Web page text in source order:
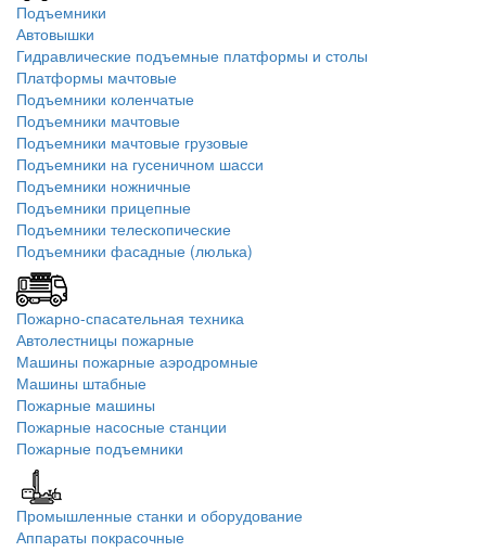
Подъемники
Автовышки
Гидравлические подъемные платформы и столы
Платформы мачтовые
Подъемники коленчатые
Подъемники мачтовые
Подъемники мачтовые грузовые
Подъемники на гусеничном шасси
Подъемники ножничные
Подъемники прицепные
Подъемники телескопические
Подъемники фасадные (люлька)
Пожарно-спасательная техника
Автолестницы пожарные
Машины пожарные аэродромные
Машины штабные
Пожарные машины
Пожарные насосные станции
Пожарные подъемники
Промышленные станки и оборудование
Аппараты покрасочные